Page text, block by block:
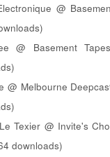
@
@ Basement
@ Melbourne
Texier @ Invite's
downloads)